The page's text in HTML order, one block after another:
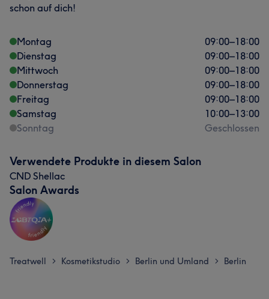
schon auf dich!
Montag 09:00–18:00
Dienstag
09:00–18:00
Mittwoch
09:00–18:00
Donnerstag
09:00–18:00
Freitag
09:00–18:00
Samstag
10:00–13:00
Sonntag
Geschlossen
Verwendete Produkte in diesem Salon
CND Shellac
Salon Awards
Treatwell > Kosmetikstudio > Berlin und Umland > Berlin